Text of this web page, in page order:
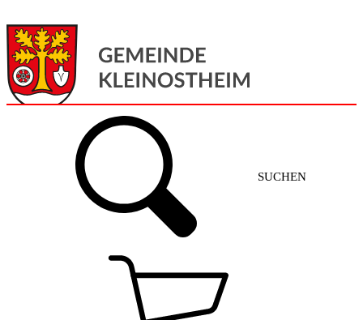
SUCHEN
Gemeinde + Service